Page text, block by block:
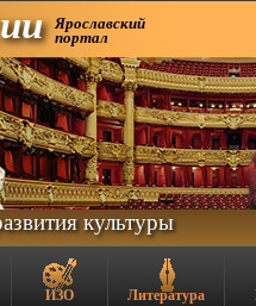
Ярославский
портал
культуры
ИЗО Литература